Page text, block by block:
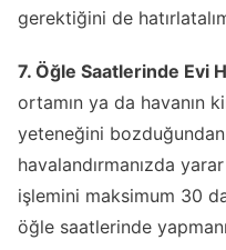
gerektiğini de
7. Öğle Saatlerinde Evi
ortamın ya da havanın
yeteneğini
havalandırmanızda
işlemini maksimum 30
öğle saatlerinde